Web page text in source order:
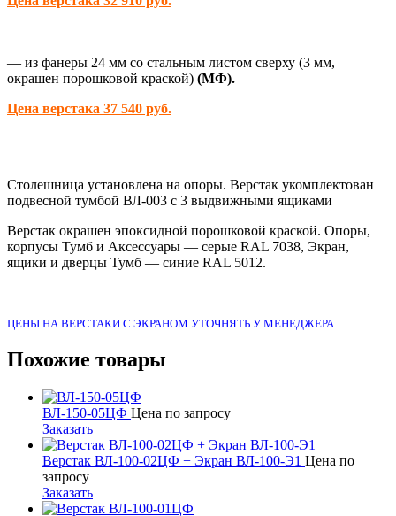
— из фанеры 24 мм со стальным листом сверху (3 мм,
окрашен порошковой краской) (МФ).
Цена верстака 37 540 руб.
Столешница установлена на опоры. Верстак укомплектован
подвесной тумбой ВЛ-003 с 3 выдвижными ящиками
Верстак окрашен эпоксидной порошковой краской. Опоры,
корпусы Тумб и Аксессуары — серые RAL 7038, Экран,
ящики и дверцы Тумб — синие RAL 5012.
ЦЕНЫ НА ВЕРСТАКИ С ЭКРАНОМ УТОЧНЯТЬ У МЕНЕДЖЕРА
Похожие товары
ВЛ-150-05ЦФ Цена по запросу
Заказать
Верстак ВЛ-100-02ЦФ + Экран ВЛ-100-Э1 Цена по
запросу
Заказать